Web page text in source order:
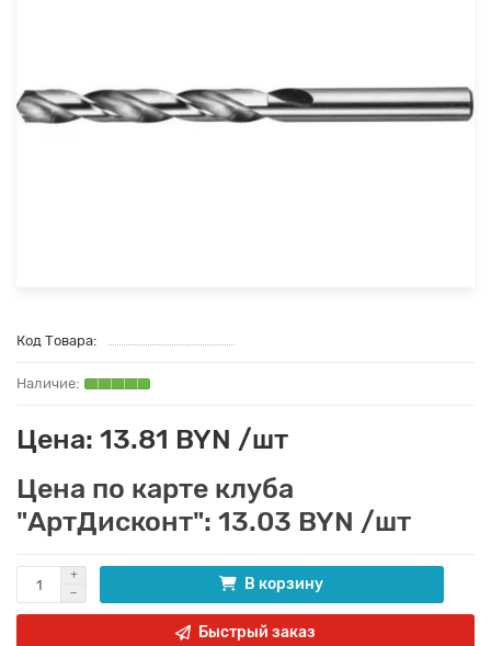
Код Товара:
Цена: 13.81 BYN /шт
Цена по карте клуба
"АртДисконт": 13.03 BYN /шт
В корзину
Быстрый заказ